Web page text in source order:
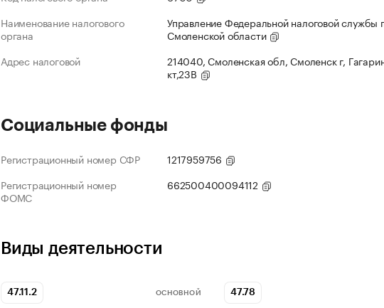
Наименование налогового
органа
Управление Федеральной налоговой службы
Смоленской области
Адрес налоговой
214040, Смоленская обл, Смоленск г,
кт,23В
Социальные фонды
Регистрационный номер СФР
1217959756
Регистрационный номер
ФОМС
662500400094112
Виды деятельности
47.11.2 ОСНОВНОЙ 47.78